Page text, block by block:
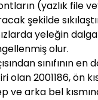
(yazlık file
şekilde
yeleğin
olur.
sınıfının en
olan 2001186, ön
ve arka bel